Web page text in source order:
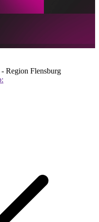
Region Flensburg